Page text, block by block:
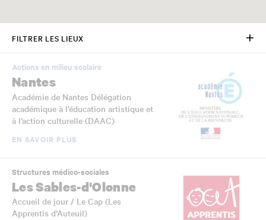
FILTRER LES LIEUX
Actions en milieu scolaire
Nantes
Académie de Nantes Délégation
académique à l’éducation artistique et
à l’action culturelle (DAAC)
EN SAVOIR PLUS
Structures médico-sociales
Les Sables-d'Olonne
Accueil de jour / Le Cap (Les
Apprentis d’Auteuil)